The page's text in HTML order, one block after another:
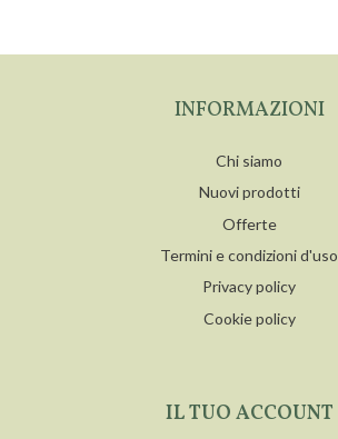
INFORMAZIONI
Chi siamo
Nuovi prodotti
Offerte
Termini e condizioni d'uso
Privacy policy
Cookie policy
IL TUO ACCOUNT